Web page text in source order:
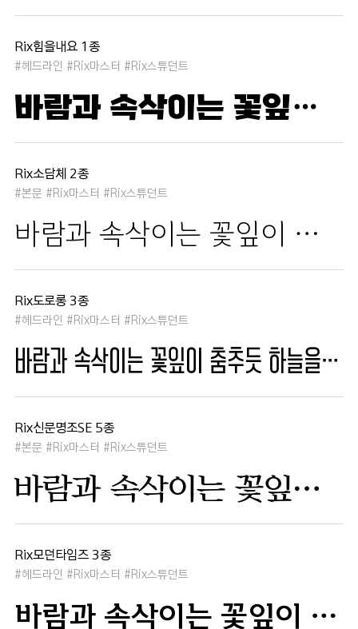
Rix힘을내요 1종
#헤드라인 #Rix마스터 #Rix스튜던트
바람과 속삭이는 꽃잎이 춤추듯 하늘을 날아 새처럼 꿈은 자유롭고 별빛처럼 빛나 새벽의 고요함 속에서 겨울 눈처럼 순수한 열정은 봄을 부른다
Rix소담체 2종
#본문 #Rix마스터 #Rix스튜던트
바람과 속삭이는 꽃잎이 춤추듯 하늘을 날아 새처럼 꿈은 자유롭고 별빛처럼 빛나 새벽의 고요함 속에서 겨울 눈처럼 순수한 열정은 봄을 부른다
Rix도로롱 3종
#헤드라인 #Rix마스터 #Rix스튜던트
바람과 속삭이는 꽃잎이 춤추듯 하늘을 날아 새처럼 꿈은 자유롭고 별빛처럼 빛나 새벽의 고요함 속에서 겨울 눈처럼 순수한 열정은 봄을 부른다
Rix신문명조SE 5종
#본문 #Rix마스터 #Rix스튜던트
바람과 속삭이는 꽃잎이 춤추듯 하늘을 날아 새처럼 꿈은 자유롭고 별빛처럼 빛나 새벽의 고요함 속에서 겨울 눈처럼 순수한 열정은 봄을 부른다
Rix모던타임즈 3종
#헤드라인 #Rix마스터 #Rix스튜던트
바람과 속삭이는 꽃잎이 춤추듯 하늘을 날아 새처럼 꿈은 자유롭고 별빛처럼 빛나 새벽의 고요함 속에서 겨울 눈처럼 순수한 열정은 봄을 부른다